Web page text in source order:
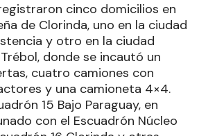
cinco domicilios en
de Clorinda, uno en la ciudad
y otro en la ciudad
donde se incautó un
cuatro camiones con
y una camioneta 4×4.
15 Bajo Paraguay, en
con el Escuadrón Núcleo